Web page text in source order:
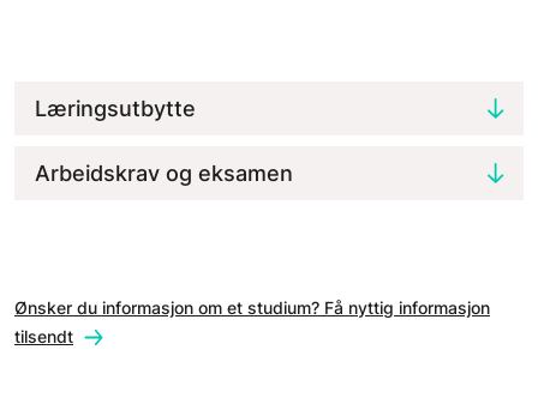
Læringsutbytte
Arbeidskrav og eksamen
Ønsker du informasjon om et studium? Få nyttig informasjon
tilsendt